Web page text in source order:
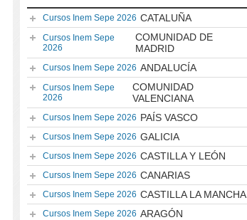
Cursos Inem Sepe 2026 CATALUÑA
Cursos Inem Sepe
2026
COMUNIDAD DE
MADRID
Cursos Inem Sepe 2026 ANDALUCÍA
Cursos Inem Sepe
2026
COMUNIDAD
VALENCIANA
Cursos Inem Sepe 2026 PAÍS VASCO
Cursos Inem Sepe 2026 GALICIA
Cursos Inem Sepe 2026 CASTILLA Y LEÓN
Cursos Inem Sepe 2026 CANARIAS
Cursos Inem Sepe 2026 CASTILLA LA MANCHA
Cursos Inem Sepe 2026 ARAGÓN